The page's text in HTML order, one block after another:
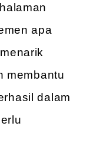
apa
membantu
dalam